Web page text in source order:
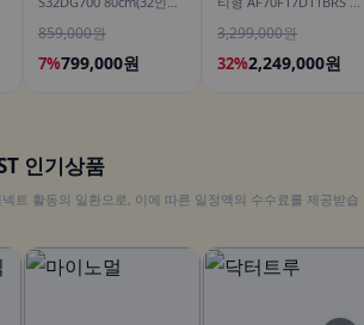
859,000원
7%799,000원
무료
3,299,000원
32%2,249,000원
인기상품
트 활동의 일환으로, 이에 따른 일정액의 수수료를 제공받습